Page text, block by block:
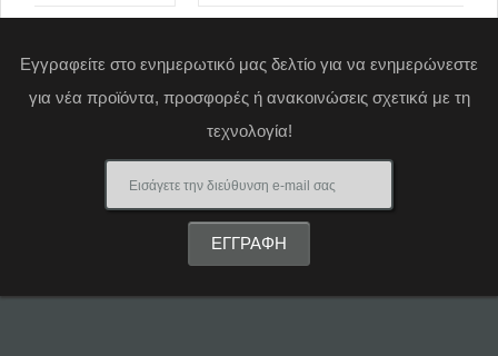
Εγγραφείτε στο ενημερωτικό μας δελτίο για να ενημερώνεστε
για νέα προϊόντα, προσφορές ή ανακοινώσεις σχετικά με τη
τεχνολογία!